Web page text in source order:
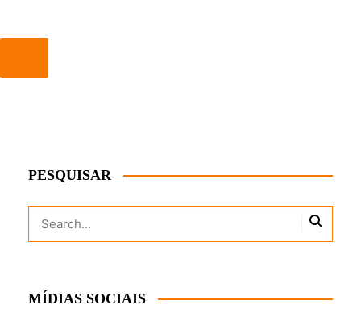
PESQUISAR
MÍDIAS SOCIAIS